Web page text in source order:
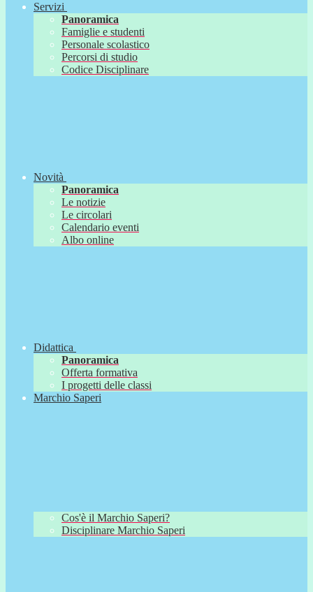
Servizi
Panoramica
Famiglie e studenti
Personale scolastico
Percorsi di studio
Codice Disciplinare
Novità
Panoramica
Le notizie
Le circolari
Calendario eventi
Albo online
Didattica
Panoramica
Offerta formativa
I progetti delle classi
Marchio Saperi
Cos'è il Marchio Saperi?
Disciplinare Marchio Saperi